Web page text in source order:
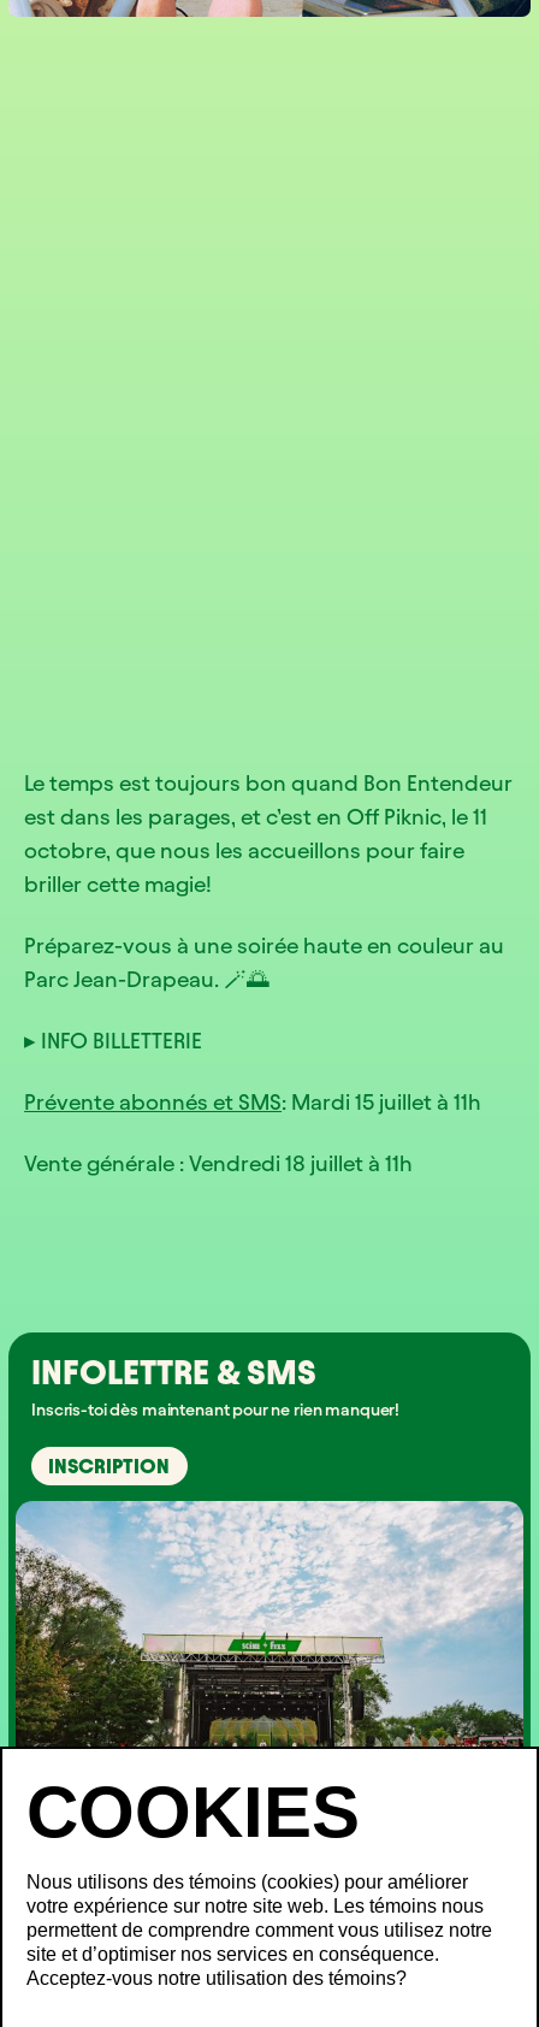
Le temps est toujours bon quand Bon Entendeur
est dans les parages, et c’est en Off Piknic, le 11
octobre, que nous les accueillons pour faire
briller cette magie!
Préparez-vous à une soirée haute en couleur au
Parc Jean-Drapeau. 🪄🌅
▸ INFO BILLETTERIE
Prévente abonnés et SMS: Mardi 15 juillet à 11h
Vente générale : Vendredi 18 juillet à 11h
INFOLETTRE & SMS
Inscris-toi dès maintenant pour ne rien manquer!
INSCRIPTION
Nous utilisons des témoins (cookies) pour améliorer
votre expérience sur notre site web. Les témoins nous
permettent de comprendre comment vous utilisez notre
site et d’optimiser nos services en conséquence.
Acceptez-vous notre utilisation des témoins?